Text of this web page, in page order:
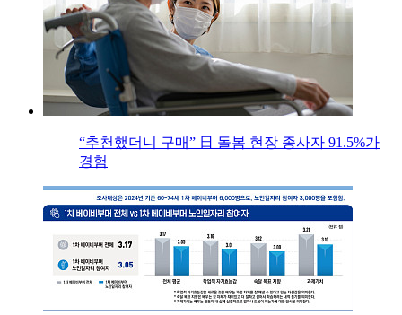
“추천했더니 구매” 日 돌봄 현장 종사자 91.5%가
경험